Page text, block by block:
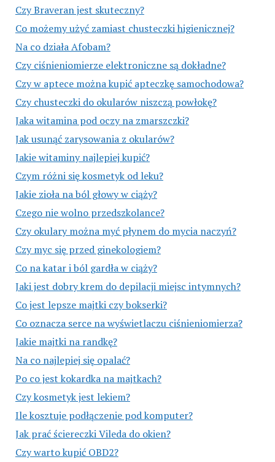
Czy Braveran jest skuteczny?
Co możemy użyć zamiast chusteczki higienicznej?
Na co działa Afobam?
Czy ciśnieniomierze elektroniczne są dokładne?
Czy w aptece można kupić apteczkę samochodowa?
Czy chusteczki do okularów niszczą powłokę?
Jaka witamina pod oczy na zmarszczki?
Jak usunąć zarysowania z okularów?
Jakie witaminy najlepiej kupić?
Czym różni się kosmetyk od leku?
Jakie zioła na ból głowy w ciąży?
Czego nie wolno przedszkolance?
Czy okulary można myć płynem do mycia naczyń?
Czy myc się przed ginekologiem?
Co na katar i ból gardła w ciąży?
Jaki jest dobry krem do depilacji miejsc intymnych?
Co jest lepsze majtki czy bokserki?
Co oznacza serce na wyświetlaczu ciśnieniomierza?
Jakie majtki na randkę?
Na co najlepiej się opalać?
Po co jest kokardka na majtkach?
Czy kosmetyk jest lekiem?
Ile kosztuje podłączenie pod komputer?
Jak prać ściereczki Vileda do okien?
Czy warto kupić OBD2?